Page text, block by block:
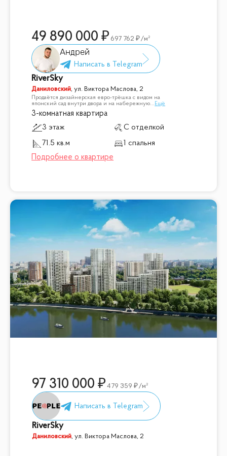
49 890 000 697 762 /м²
Андрей
RiverSky
Даниловский,ул. Виктора Маслова, 2
Продаётся дизайнерская евро-трёшка с видом на
японский сад внутри двора и на набережную... Ещё
3-комнатная квартира
3 этаж
С отделкой
71.5 кв.м
1 спальня
97 310 000 479 359 /м²
RiverSky
Даниловский,ул. Виктора Маслова, 2